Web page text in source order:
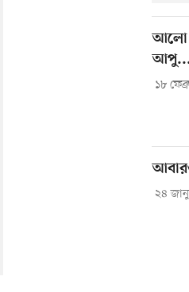
আলো
১৮
২৪